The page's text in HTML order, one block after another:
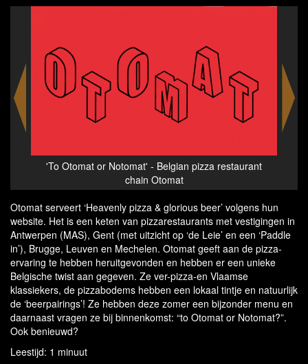
'To Otomat or Notomat' - Belgian pizza restaurant
chain Otomat
Otomat serveert ‘Heavenly pizza & glorious beer’ volgens hun
website. Het is een keten van pizzarestaurants met vestigingen in
Antwerpen (MAS), Gent (met uitzicht op ‘de Leie’ en een ‘Paddle
in’), Brugge, Leuven en Mechelen. Otomat geeft aan de pizza-
ervaring te hebben heruitgevonden en hebben er een unieke
Belgische twist aan gegeven. Ze ver-pizza-en Vlaamse
klassiekers, de pizzabodems hebben een lokaal tintje en natuurlijk
de ‘beerpairings’! Ze hebben deze zomer een bijzonder menu en
daarnaast vragen ze bij binnenkomst: “to Otomat or Notomat?”.
Ook benieuwd?
Leestijd: 1 minuut